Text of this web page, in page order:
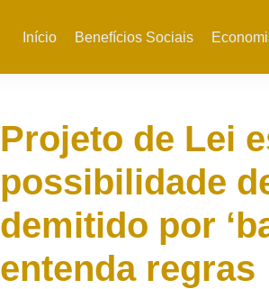
Início Benefícios Sociais
Projeto de Lei
possibilidade
demitido por
entenda regras